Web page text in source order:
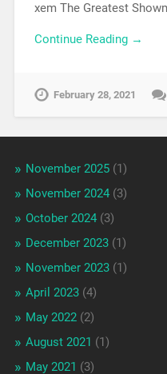
xem The Greatest
Continue Reading →
February 28, 2021
November 2025(1)
November 2024(3)
October 2024(3)
December 2023(1)
November 2023(1)
April 2023(4)
May 2022(2)
August 2021 (1)
May 2021 (3)